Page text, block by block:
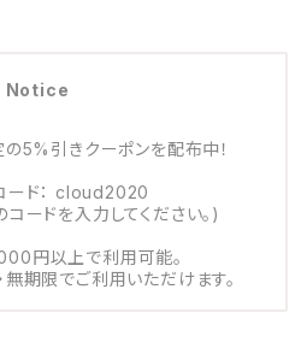
Notice
の5%引きクーポンを配布中！
ード： cloud2020
ードを入力してください。)
円以上で利用可能。
期限でご利用いただけます。